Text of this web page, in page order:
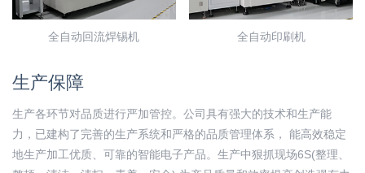
全自动回流焊锡机 全自动印刷机
生产保障
生产各环节对品质进行严加管控。公司具有强大的技术和生产能
力，已建构了完善的生产系统和严格的品质管理体系， 能高效稳定
地生产加工优质、可靠的智能电子产品。生产中狠抓现场6S(整理、